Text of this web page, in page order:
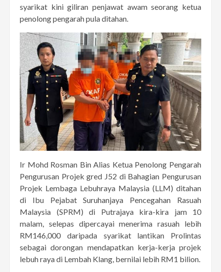
syarikat kini giliran penjawat awam seorang ketua
penolong pengarah pula ditahan.
Ir Mohd Rosman Bin Alias Ketua Penolong Pengarah
Pengurusan Projek gred J52 di Bahagian Pengurusan
Projek Lembaga Lebuhraya Malaysia (LLM) ditahan
di Ibu Pejabat Suruhanjaya Pencegahan Rasuah
Malaysia (SPRM) di Putrajaya kira-kira jam 10
malam, selepas dipercayai menerima rasuah lebih
RM146,000 daripada syarikat lantikan Prolintas
sebagai dorongan mendapatkan kerja-kerja projek
lebuh raya di Lembah Klang, bernilai lebih RM1 bilion.